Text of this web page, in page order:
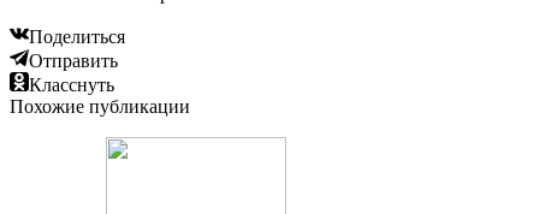
Поделиться
Отправить
Класснуть
Похожие публикации